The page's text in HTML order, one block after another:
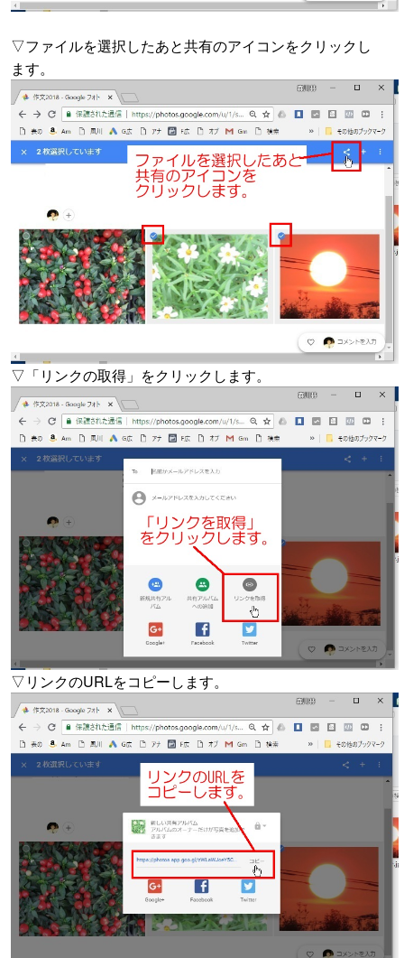
▽ファイルを選択したあと共有のアイコンをクリックし
ます。
▽「リンクの取得」をクリックします。
▽リンクのURLをコピーします。